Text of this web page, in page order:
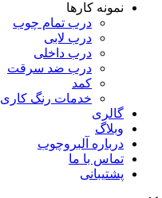
نمونه کارها
درب تمام چوب
درب لابی
درب داخلی
درب ضد سرقت
کمد
خدمات رنگ کاری
گالری
وبلاگ
درباره آلبروچوب
تماس با ما
پشتیبانی